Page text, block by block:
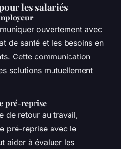
les salariés
ouvertement avec
de santé et les besoins en
Cette communication
solutions mutuellement
pré-reprise
de retour au travail,
pré-reprise avec le
aider à évaluer les